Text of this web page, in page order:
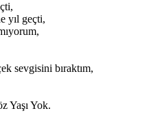
yıl geçti,
sevgisini bıraktım,
Yaşı Yok.